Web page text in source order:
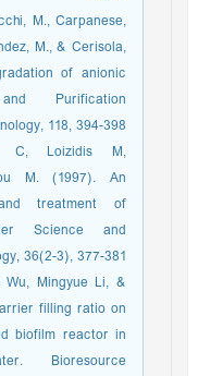
M., Carpanese,
M., & Cerisola,
of anionic
Purification
118, 394-398.
C, Loizidis M,
M. (1997). An
treatment of
Science and
36(2-3), 377-381.
Wu, Mingyue Li, &
filling ratio on
biofilm reactor in
Bioresource